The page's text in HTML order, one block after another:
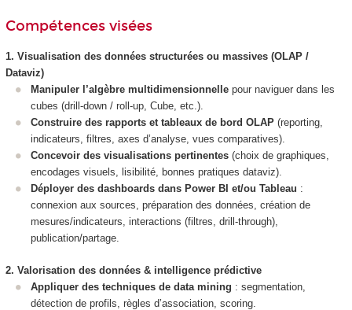
Compétences visées
1. Visualisation des données structurées ou massives (OLAP /
Dataviz)
Manipuler l’algèbre multidimensionnelle pour naviguer dans les
cubes (drill-down / roll-up, Cube, etc.).
Construire des rapports et tableaux de bord OLAP (reporting,
indicateurs, filtres, axes d’analyse, vues comparatives).
Concevoir des visualisations pertinentes (choix de graphiques,
encodages visuels, lisibilité, bonnes pratiques dataviz).
Déployer des dashboards dans Power BI et/ou Tableau :
connexion aux sources, préparation des données, création de
mesures/indicateurs, interactions (filtres, drill-through),
publication/partage.
2. Valorisation des données & intelligence prédictive
Appliquer des techniques de data mining : segmentation,
détection de profils, règles d’association, scoring.